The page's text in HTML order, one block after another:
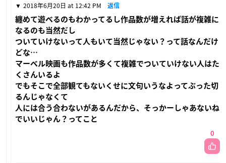
2018年6月20日 at 12:42 PM 返信
纏めて遊べるのもわかってるし作品数が増えれば話が複雑に
なるのも当然だし
ついていけないって人もいて当然じゃない？って話なんだけ
どな…
マーベル映画も作品数が多くて複雑でついていけない人はた
くさんいるよ
でもそこで全部観てもないくせに文句いうなよってぶった切
るんじゃなくて
人には合う合わないがあるんだから、そっかーしゃあないね
でいいじゃん？ってこと
0